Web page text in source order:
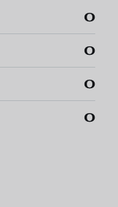
0
0
0
0